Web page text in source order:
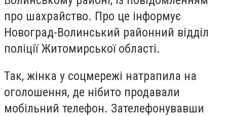
про шахрайство. Про це інформує
Новоград-Волинський районний відділ
поліції Житомирської області.
Так, жінка у соцмережі натрапила на
оголошення, де нібито продавали
мобільний телефон. Зателефонувавши